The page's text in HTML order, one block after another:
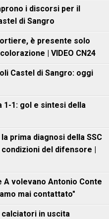
i discorsi per il
di Sangro
è presente solo
| VIDEO CN24
Castel di Sangro: oggi
1-1: gol e sintesi della
prima diagnosi della SSC
del difensore |
A volevano Antonio Conte
mai contattato"
in uscita